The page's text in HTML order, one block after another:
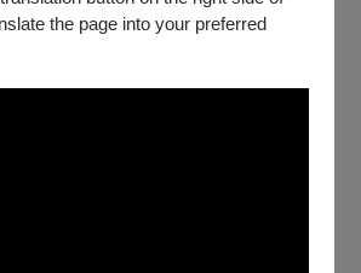
the page into your preferred
俊
｜Vaclovas Augustinas